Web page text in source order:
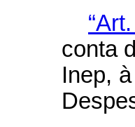
conta
Inep,